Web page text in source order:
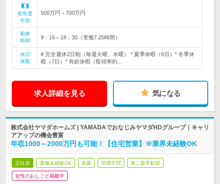
初年度
年収
500万円～700万円
勤務
時間
9：15～18：30（実働7.25時間）
休日
休暇
# 完全週休2日制（毎週火曜、水曜） * 夏季休暇（6日）* 冬季休
暇（7日）* 有給休暇（取得率約…
求人詳細を見る 気になる
株式会社ヤマダホームズ | YAMADAでおなじみヤマダHDグループ｜キャリ
アアップの機会豊富
年収1000～2000万円も可能！【住宅営業】※業界未経験OK
正社員 業種未経験OK 急募 学歴不問 第二新卒歓迎
女性のおしごと掲載中